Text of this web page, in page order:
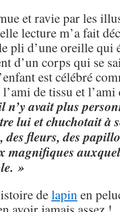
et ravie par les
lecture m’a fait
pli d’une oreille qui
d’un corps qui se
est célébré
de tissu et
n’y avait plus
lui et chuchotait à
fleurs, des
magnifiques
»
delapinen